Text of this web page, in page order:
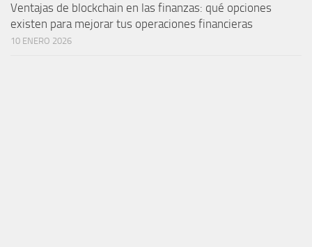
Ventajas de blockchain en las finanzas: qué opciones
existen para mejorar tus operaciones financieras
10 ENERO 2026